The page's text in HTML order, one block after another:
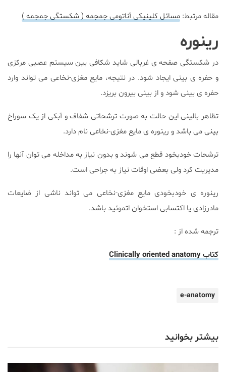
مقاله مرتبط: مسائل کلینیکی آناتومی جمجمه ( شکستگی جمجمه )
رینوره
در شکستگی صفحه ی غربالی شاید شکافی بین سیستم عصبی مرکزی
و حفره ی بینی ایجاد شود. در نتیجه، مایع مغزی-نخاعی می تواند وارد
حفره ی بینی شود و از بینی بیرون بریزد.
تظاهر بالینی این حالت به صورت ترشحاتی شفاف و آبکی از یک سوراخ
بینی می باشد و رینوره ی مایع مغزی-نخاعی نام دارد.
ترشحات خودبخود قطع می شوند و بدون نیاز به مداخله می توان آنها را
مدیریت کرد ولی بعضی اوقات نیاز به جراحی است.
رینوره ی خودبخودی مایع مغزی-نخاعی می تواند ناشی از ضایعات
مادرزادی یا اکتسابی استخوان اتموئید باشد.
ترجمه شده از :
کتاب Clinically oriented anatomy
e-anatomy
بیشتر بخوانید